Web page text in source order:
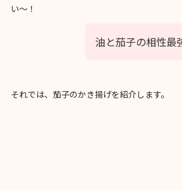
い〜！
油と茄子の相性
それでは、茄子のかき揚げを紹介します。